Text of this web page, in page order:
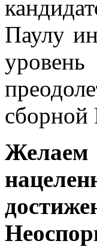
Паулу
сборной